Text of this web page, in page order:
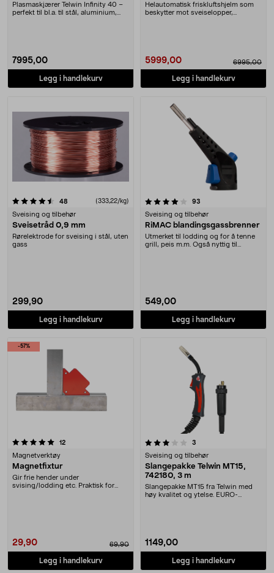
Plasmaskjærer Telwin Infinity 40 –
perfekt til bl.a. til stål, aluminium,
7995,00
Legg i handlekurv
Helautomatisk friskluftshjelm som
beskytter mot sveiselopper,
5999,00 6995,00
Legg i handlekurv
48 anmeldelser(333,22/kg)
Sveising og tilbehør
Sveisetråd 0,9 mm
Rørelektrode for sveising i stål, uten
gass
299,90
Legg i handlekurv
4.0 av 5 stjerner 93
Sveising og tilbehør
RiMAC blandingsgassbrenner
Utmerket til lodding og for å tenne
grill, peis m.m. Også nyttig til
549,00
Legg i handlekurv
-57%
12anmeldelser
Magnetverktøy
Magnetfixtur
Gir frie hender under
svising/lodding etc. Praktisk for
29,90 69,90
Legg i handlekurv
3.5 av 5 stjerner 3
Sveising og tilbehør
Slangepakke Telwin MT15,
742180, 3 m
Slangepakke MT15 fra Telwin med
høy kvalitet og ytelse. EURO-
1149,00
Legg i handlekurv